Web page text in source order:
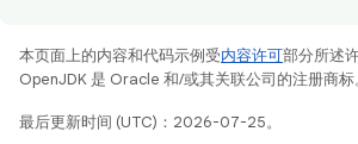
本页面上的内容和代码示例受内容许可部分所述
OpenJDK 是 Oracle 和/或其关联公司的注册商标
最后更新时间 (UTC)：2026-07-25。